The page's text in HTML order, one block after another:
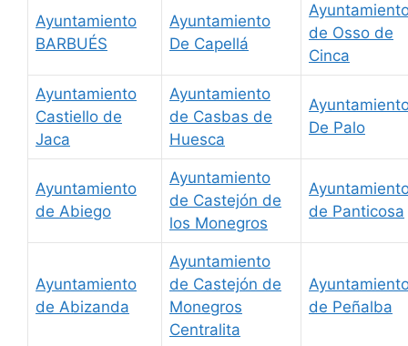
Ayuntamiento
BARBUÉS
Ayuntamiento
De Capellá
de Osso de
Cinca
Ayuntamiento
Castiello de
Jaca
Ayuntamiento
de Casbas de
Huesca
De Palo
Ayuntamiento
de Abiego
Ayuntamiento
de Castejón de
los Monegros
de Panticosa
Ayuntamiento
de Abizanda
Ayuntamiento
de Castejón de
Monegros
Centralita
de Peñalba